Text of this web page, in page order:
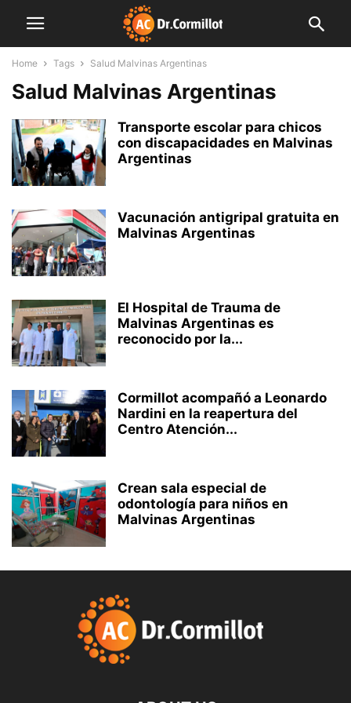
Home Tags Salud Malvinas Argentinas
Salud Malvinas Argentinas
Transporte escolar para chicos
con discapacidades en Malvinas
Argentinas
Vacunación antigripal gratuita en
Malvinas Argentinas
El Hospital de Trauma de
Malvinas Argentinas es
reconocido por la...
Cormillot acompañó a Leonardo
Nardini en la reapertura del
Centro Atención...
Crean sala especial de
odontología para niños en
Malvinas Argentinas